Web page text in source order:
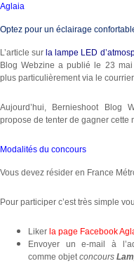
Aglaia
Optez pour un éclairage
L’article surla lampe LED
Blog Webzine a publié le 23
plus particulièrement via le
Aujourd’hui, Bernieshoot Blog
propose de tenter de gagner cette
Modalités du concours
Vous devez résider en France
Pour participer c’est très simple
Liker la page Facebook
Envoyer un e-mail à
comme objet concours